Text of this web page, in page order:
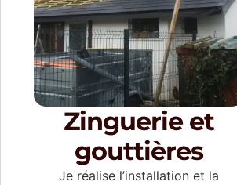
Zinguerie et
gouttières
Je réalise l’installation et la